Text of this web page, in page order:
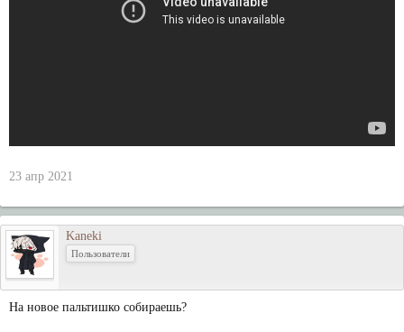
23 апр 2021
Kaneki
Пользователи
На новое пальтишко собираешь?